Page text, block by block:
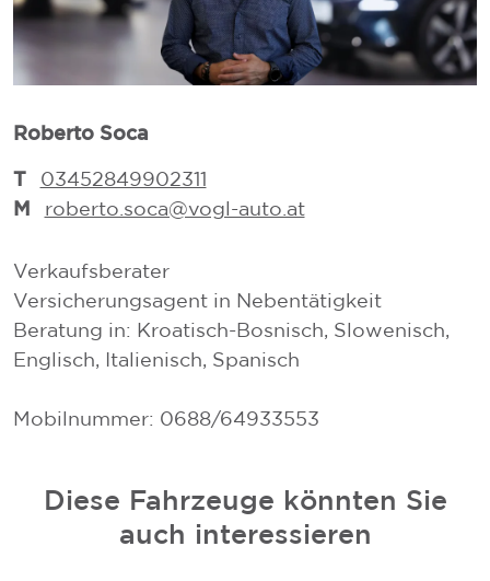
Roberto Soca
T 03452849902311
M roberto.soca@vogl-auto.at
Verkaufsberater
Versicherungsagent in Nebentätigkeit
Beratung in: Kroatisch-Bosnisch, Slowenisch,
Englisch, Italienisch, Spanisch
Mobilnummer: 0688/64933553
Diese Fahrzeuge könnten Sie
auch interessieren